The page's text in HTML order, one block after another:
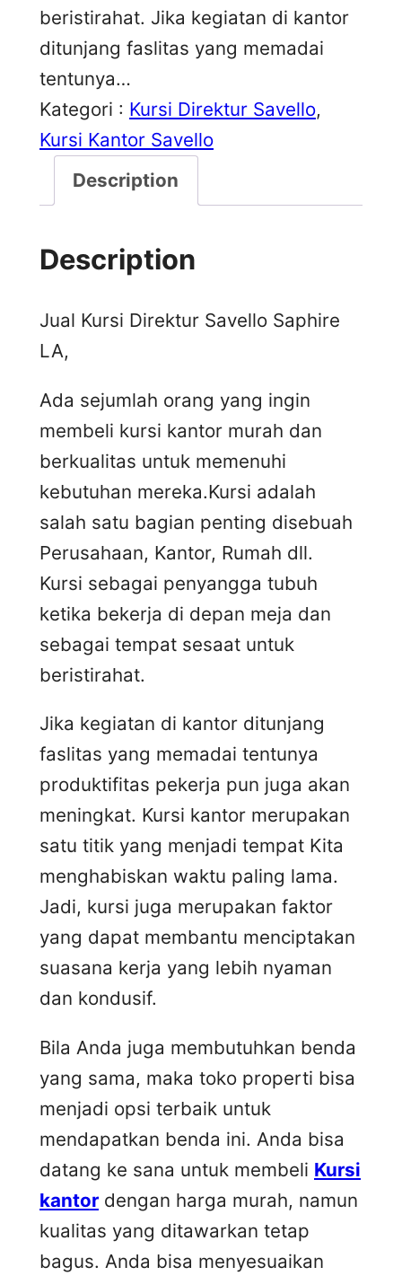
beristirahat. Jika kegiatan di kantor
ditunjang faslitas yang memadai
tentunya…
Kategori : Kursi Direktur Savello
Kursi Kantor Savello
Description
Description
Jual Kursi Direktur Savello Saphire
LA,
Ada sejumlah orang yang ingin
membeli kursi kantor murah dan
berkualitas untuk memenuhi
kebutuhan mereka.Kursi adalah
salah satu bagian penting disebuah
Perusahaan, Kantor, Rumah dll.
Kursi sebagai penyangga tubuh
ketika bekerja di depan meja dan
sebagai tempat sesaat untuk
beristirahat.
Jika kegiatan di kantor ditunjang
faslitas yang memadai tentunya
produktifitas pekerja pun juga akan
meningkat. Kursi kantor merupakan
satu titik yang menjadi tempat Kita
menghabiskan waktu paling lama.
Jadi, kursi juga merupakan faktor
yang dapat membantu menciptakan
suasana kerja yang lebih nyaman
dan kondusif.
Bila Anda juga membutuhkan benda
yang sama, maka toko properti bisa
menjadi opsi terbaik untuk
mendapatkan benda ini. Anda bisa
datang ke sana untuk membeli Kursi
kantor dengan harga murah, namun
kualitas yang ditawarkan tetap
bagus. Anda bisa menyesuaikan